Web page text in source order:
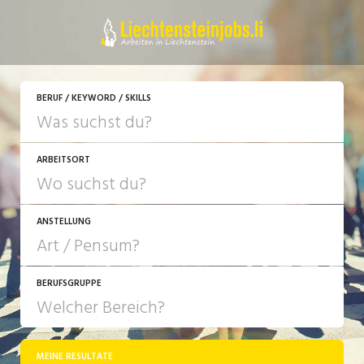
BERUF / KEYWORD / SKILLS
ARBEITSORT
ANSTELLUNG
JOB-TYP
Festanstellung
BERUFSGRUPPE
MEINE RESULTATE
JETZT BEWERBEN